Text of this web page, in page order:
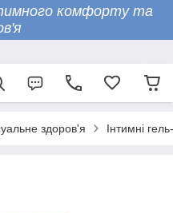
комфорту та
здоров'я Інтимні